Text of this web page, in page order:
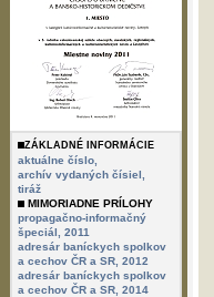
ZÁKLADNÉ INFORMÁCIE
aktuálne číslo,
archív vydaných čísiel,
tiráž
MIMORIADNE PRÍLOHY
propagačno-informačný
špeciál, 2011
adresár baníckych spolkov
a cechov ČR a SR, 2012
adresár baníckych spolkov
a cechov ČR a SR, 2014